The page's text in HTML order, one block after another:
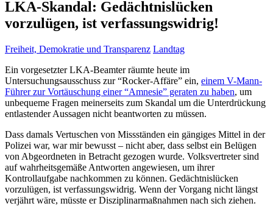
LKA-Skandal: Gedächtnislücken
vorzulügen, ist verfassungswidrig!
Freiheit, Demokratie und Transparenz Landtag
Ein vorgesetzter LKA-Beamter räumte heute im
Untersuchungsausschuss zur “Rocker-Affäre” ein, einem V-Mann-
Führer zur Vortäuschung einer “Amnesie” geraten zu haben, um
unbequeme Fragen meinerseits zum Skandal um die Unterdrückung
entlastender Aussagen nicht beantworten zu müssen.
Dass damals Vertuschen von Missständen ein gängiges Mittel in der
Polizei war, war mir bewusst – nicht aber, dass selbst ein Belügen
von Abgeordneten in Betracht gezogen wurde. Volksvertreter sind
auf wahrheitsgemäße Antworten angewiesen, um ihrer
Kontrollaufgabe nachkommen zu können. Gedächtnislücken
vorzulügen, ist verfassungswidrig. Wenn der Vorgang nicht längst
verjährt wäre, müsste er Disziplinarmaßnahmen nach sich ziehen.